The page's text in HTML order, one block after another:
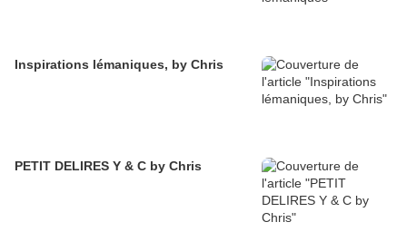
Inspirations lémaniques, by Chris
PETIT DELIRES Y & C by Chris